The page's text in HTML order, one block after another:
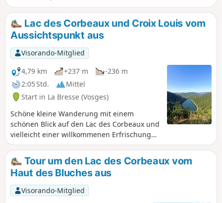
Kinderwagen geeigneten Weg. Der Lac
des Corbeaux mit seinen Spiegelungen
vermittelt ein angenehmes Gefühl der
Ruhe und Gelassenheit, das es Ihnen
ermöglicht, den Moment zu genießen.
Lac des Corbeaux und Croix Louis vom
Aussichtspunkt aus
Visorando-Mitglied
4,79 km
+237 m
-236 m
2:05 Std.
Mittel
Start in La Bresse (Vosges)
Schöne kleine Wanderung mit einem
schönen Blick auf den Lac des Corbeaux und
vielleicht einer willkommenen Erfrischung
im See.
Tour um den Lac des Corbeaux vom
Haut des Bluches aus
Visorando-Mitglied